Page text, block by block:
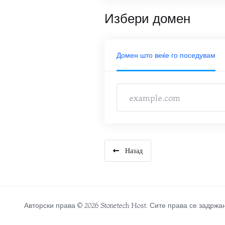
Избери домен
Домен што веќе го поседувам
Назад
Авторски права © 2026 Stonetech Host. Сите права се